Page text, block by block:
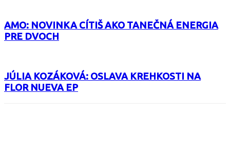
AMO: NOVINKA CÍTIŠ AKO TANEČNÁ ENERGIA
PRE DVOCH
JÚLIA KOZÁKOVÁ: OSLAVA KREHKOSTI NA
FLOR NUEVA EP